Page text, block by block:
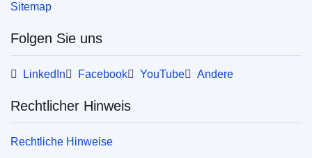
Sitemap
Folgen Sie uns
LinkedIn Facebook YouTube Andere
Rechtlicher Hinweis
Rechtliche Hinweise